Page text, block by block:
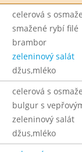
celerová s
smažené rybí filé
brambor
zeleninový salát
džus,mléko
celerová s
bulgur s
zeleninový salát
džus,mléko